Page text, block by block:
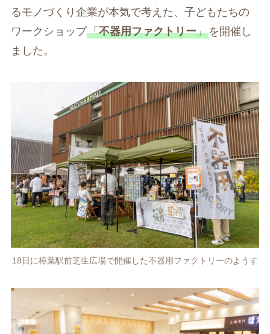
るモノづくり企業が本気で考えた、子どもたちの
ワークショップ「不器用ファクトリー」を開催し
ました。
18日に樟葉駅前芝生広場で開催した不器用ファクトリーのようす